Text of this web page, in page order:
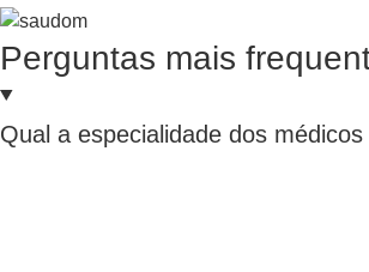
Perguntas mais
Qual a especialidade dos